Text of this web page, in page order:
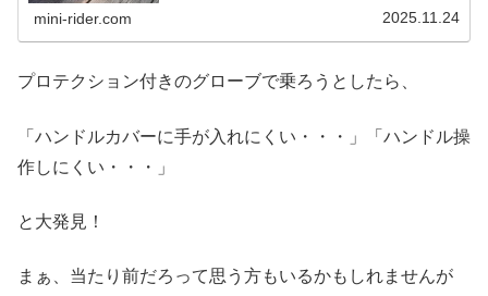
mini-rider.com 2025.11.24
プロテクション付きのグローブで乗ろうとしたら、
「ハンドルカバーに手が入れにくい・・・」「ハンドル操
作しにくい・・・」
と大発見！
まぁ、当たり前だろって思う方もいるかもしれませんが